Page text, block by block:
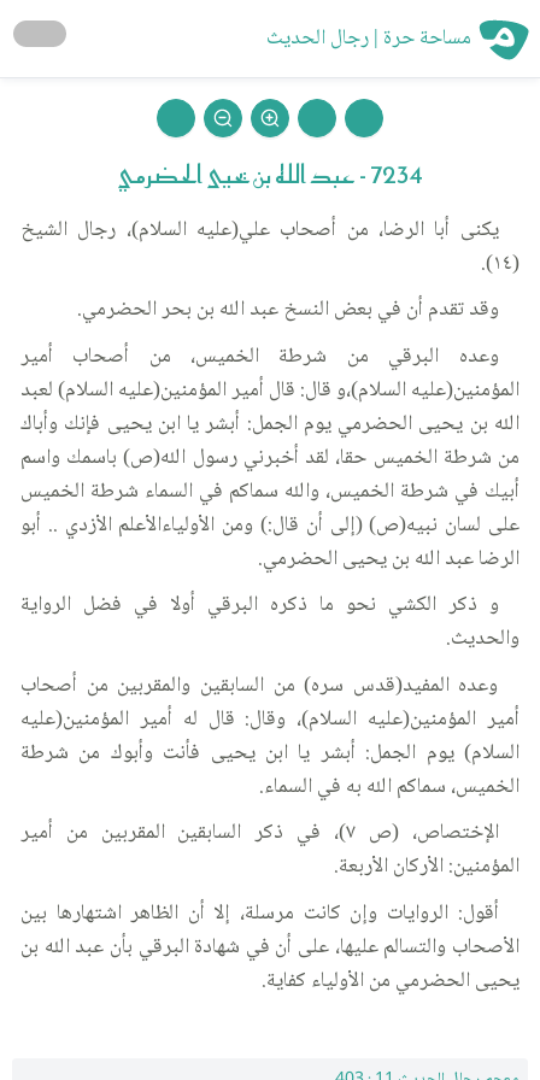
مساحة حرة | رجال الحديث
7234 - عبد الله بن يحيى الحضرمي
يكنى أبا الرضا، من أصحاب علي(عليه السلام)، رجال الشيخ
(١٤).
وقد تقدم أن في بعض النسخ عبد الله بن بحر الحضرمي.
وعده البرقي من شرطة الخميس، من أصحاب أمير
المؤمنين(عليه السلام)،و قال: قال أمير المؤمنين(عليه السلام) لعبد
الله بن يحيى الحضرمي يوم الجمل: أبشر يا ابن يحيى فإنك وأباك
من شرطة الخميس حقا، لقد أخبرني رسول الله(ص) باسمك واسم
أبيك في شرطة الخميس، والله سماكم في السماء شرطة الخميس
على لسان نبيه(ص) (إلى أن قال:) ومن الأولياءالأعلم الأزدي .. أبو
الرضا عبد الله بن يحيى الحضرمي.
و ذكر الكشي نحو ما ذكره البرقي أولا في فضل الرواية
والحديث.
وعده المفيد(قدس سره) من السابقين والمقربين من أصحاب
أمير المؤمنين(عليه السلام)، وقال: قال له أمير المؤمنين(عليه
السلام) يوم الجمل: أبشر يا ابن يحيى فأنت وأبوك من شرطة
الخميس، سماكم الله به في السماء.
الإختصاص، (ص ٧)، في ذكر السابقين المقربين من أمير
المؤمنين: الأركان الأربعة.
أقول: الروايات وإن كانت مرسلة، إلا أن الظاهر اشتهارها بين
الأصحاب والتسالم عليها، على أن في شهادة البرقي بأن عبد الله بن
يحيى الحضرمي من الأولياء كفاية.